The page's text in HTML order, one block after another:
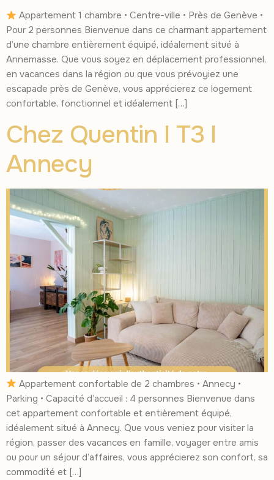
Appartement 1 chambre • Centre-ville • Près de Genève •
Pour 2 personnes Bienvenue dans ce charmant appartement
d’une chambre entièrement équipé, idéalement situé à
Annemasse. Que vous soyez en déplacement professionnel,
en vacances dans la région ou que vous prévoyiez une
escapade près de Genève, vous apprécierez ce logement
confortable, fonctionnel et idéalement […]
Chez Quentin I T3 I
Annecy
Appartement confortable de 2 chambres • Annecy •
Parking • Capacité d’accueil : 4 personnes Bienvenue dans
cet appartement confortable et entièrement équipé,
idéalement situé à Annecy. Que vous veniez pour visiter la
région, passer des vacances en famille, voyager entre amis
ou pour un séjour d’affaires, vous apprécierez son confort, sa
commodité et […]